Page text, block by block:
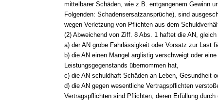
mittelbarer Schäden, wie z.B. entgangenem Gewinn
Folgenden: Schadensersatzansprüche), sind
wegen Verletzung von Pflichten aus dem
(2) Abweichend von Ziff. 8 Abs. 1 haftet die AN,
a) der AN grobe Fahrlässigkeit oder Vorsatz zur Last
b) die AN einen Mangel arglistig verschweigt oder
Leistungsgegenstands übernommen hat,
c) die AN schuldhaft Schäden an Leben, Gesundheit
d) die AN gegen wesentliche Vertragspflichten
Vertragspflichten sind Pflichten, deren Erfüllung durch